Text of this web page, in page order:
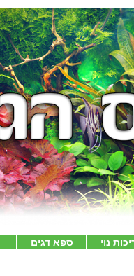
נוי ספא דגים